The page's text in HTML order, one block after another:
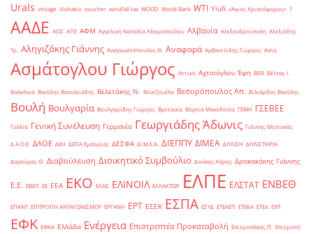
Urals vintage Viohalco voucher windfall tax WOOD World Bank WTI Yiufi «Άγιος Χριστόφορος» ΄1
ΑΑΔΕ ΑΟΖ ΑΠΕ ΑΦΜ Αγγελική Ναταλία Αδαμοπούλου Αλβανία Αλεξανδρούπολη Αλεξιάδης
Τρ. Αληγιζάκης Γιάννης Αναγνωστόπουλος Θ. Αναφορά Αρβανιτίδης Γιώργος Ασία
Ασμάτογλου Γιώργος Αττική Αχτσιόγλου Έφη ΒΕΘ Βέττας Ι.
Βαλκάνια Βασίλης Βασιλειάδης Βελετάκης Ν. Βενεζουέλα Βεσυρόπουλος Απ. Βιλιάρδος Βασίλης
Βουλή Βουλγαρία Βουλγαρίδης Γιώργος Βρετανία Βόρεια Μακεδονία ΓΕΜΗ ΓΣΕΒΕΕ
Γαλλία Γενική Συνέλευση Γερμανία Γεωργιάδης Άδωνις Γιάννης Θεοτοκάς
Δ.Α.Ο.Ε. ΔΑΟΕ ΔΕΗ ΔΕΠΑ Εμπορίας ΔΕΣΦΑ ΔΙ.Μ.Ε.Α. ΔΙΕΠΠΥ ΔΙΜΕΑ ΔΙΥΛΙΣΗ ΔΙΥΛΙΣΤΗΡΙΑ
Δαγούμας Θ. Διαβούλευση Διοικητικό Συμβούλιο Δούκας Χάρης Δρακακάκης Γιάννης
Ε.Ε. ΕΒΕΠ ΕΕ ΕΕΑ ΕΚΟ ΕΛΑΣ ΕΛΙΝΟΙΛ ΕΛΛΑΚΤΩΡ ΕΛΠΕ ΕΛΣΤΑΤ ΕΝΒΕΘ
ΕΠΑΝΤ ΕΠΙΤΡΟΠΗ ΑΝΤΑΓΩΝΙΣΜΟΥ ΕΡΓΑΝΗ ΕΡΤ ΕΣΕΚ ΕΣΠΑ ΕΣΥΔ ΕΤΕΑΕΠ ΕΤΕΚΑ ΕΤΕπ ΕΥΠ
ΕΦΚ ΕΦΚΑ Ελλάδα Ενέργεια Επιστρεπτέα Προκαταβολή Επιτροπάκης Π. Επιτροπή